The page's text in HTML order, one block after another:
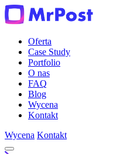
Oferta
Case Study
Portfolio
O nas
FAQ
Blog
Wycena
Kontakt
Wycena Kontakt